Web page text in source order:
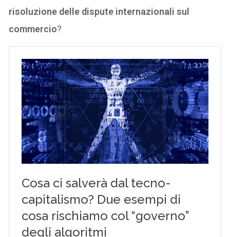
risoluzione delle dispute internazionali sul
commercio?